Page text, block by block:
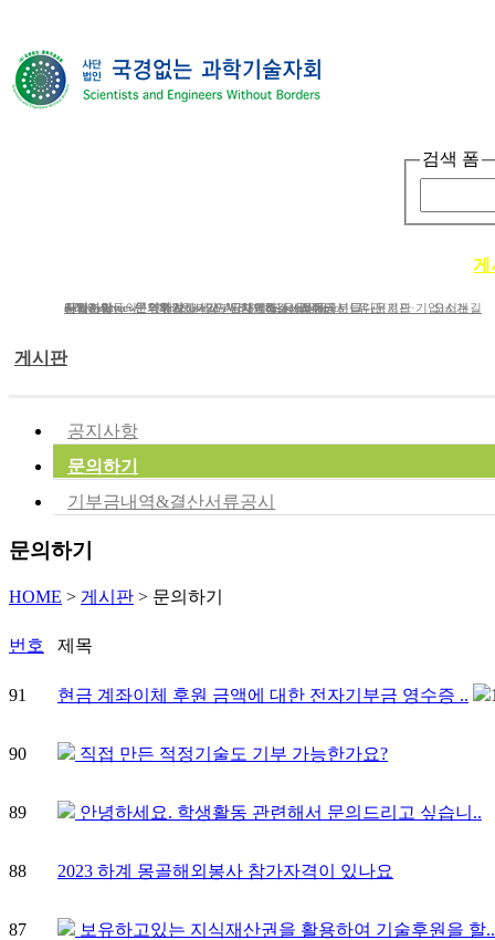
검색 폼
단체소개 연혁 인사말 함께하는 사람들 CI다운로드 오시는길
사업분야
게
공지사항 문의하기 기부금내역&결산서류공시
e-Newsletter 연간보고서/도서/자료집 갤러리 유관(기관·기업)소개
iWc Overview Structure of iWc Research topics
회원가입동의 후원하기 단체에 도움을 주신 분들
게시판
공지사항
문의하기
기부금내역&결산서류공시
문의하기
HOME > 게시판 > 문의하기
번호 제목
91 현금 계좌이체 후원 금액에 대한 전자기부금 영수증 ..
90 직접 만든 적정기술도 기부 가능한가요?
89 안녕하세요. 학생활동 관련해서 문의드리고 싶습니..
88 2023 하계 몽골해외봉사 참가자격이 있나요
87 보유하고있는 지식재산권을 활용하여 기술후원을 할..